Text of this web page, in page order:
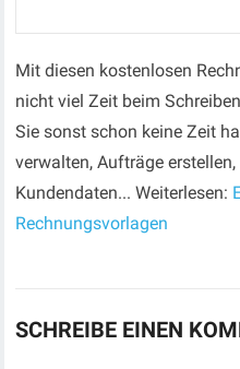
Mit diesen kostenlosen
nicht viel Zeit beim
Sie sonst schon keine Zeit
verwalten, Aufträge
Kundendaten... Weiterlesen:
Rechnungsvorlagen
SCHREIBE EINEN